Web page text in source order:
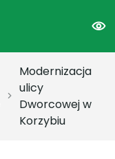
Modernizacja
ulicy
Dworcowej w
Korzybiu